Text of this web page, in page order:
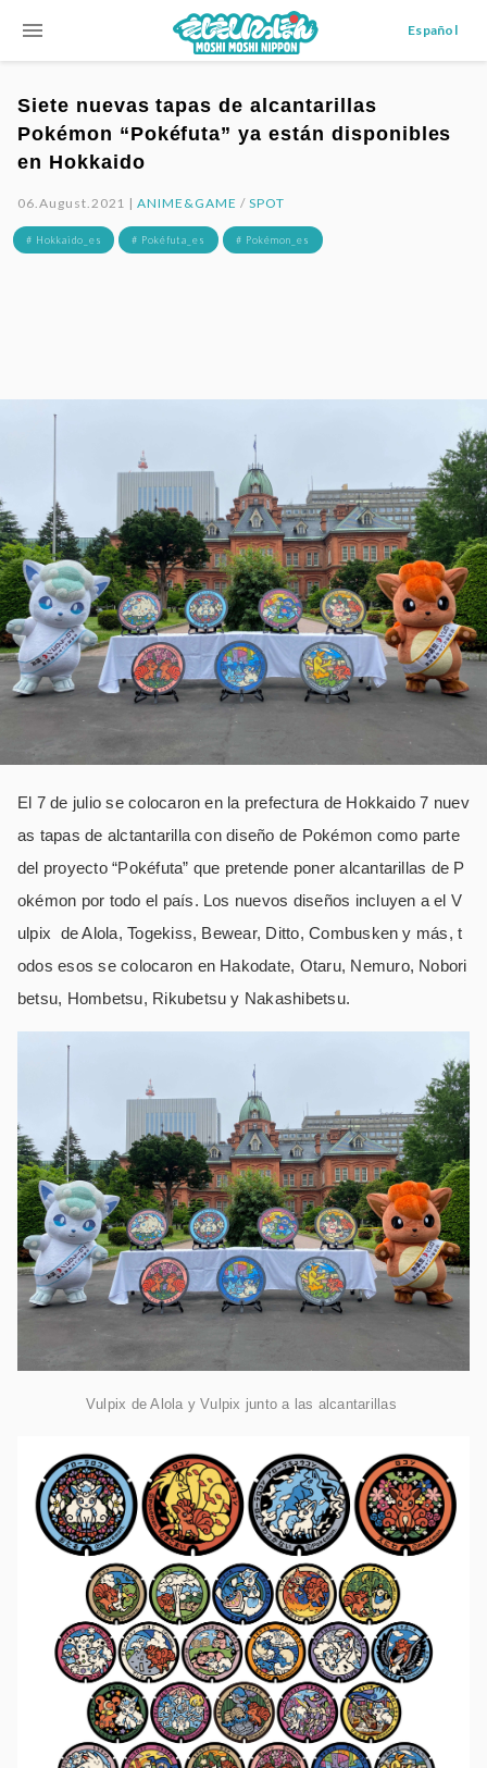
menu Español
Siete nuevas tapas de alcantarillas
Pokémon “Pokéfuta” ya están disponibles
en Hokkaido
06.August.2021 |ANIME&GAME / SPOT
# Hokkaido_es # Pokéfuta_es # Pokémon_es
El 7 de julio se colocaron en la prefectura de Hokkaido 7 nuev
as tapas de alctantarilla con diseño de Pokémon como parte
del proyecto “Pokéfuta” que pretende poner alcantarillas de P
okémon por todo el país. Los nuevos diseños incluyen a el V
ulpix de Alola, Togekiss, Bewear, Ditto, Combusken y más, t
odos esos se colocaron en Hakodate, Otaru, Nemuro, Nobori
betsu, Hombetsu, Rikubetsu y Nakashibetsu.
Vulpix de Alola y Vulpix junto a las alcantarillas